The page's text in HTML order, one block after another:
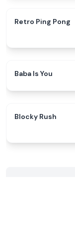
Retro Ping Pong
Baba Is You
Blocky Rush